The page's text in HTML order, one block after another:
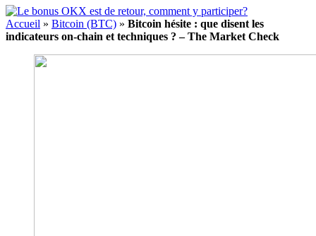
Accueil » Bitcoin (BTC) » Bitcoin hésite : que disent les
indicateurs on-chain et techniques ? – The Market Check